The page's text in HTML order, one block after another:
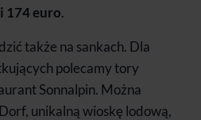
174 euro.
także na sankach. Dla
polecamy tory
Sonnalpin. Można
unikalną wioskę lodową,